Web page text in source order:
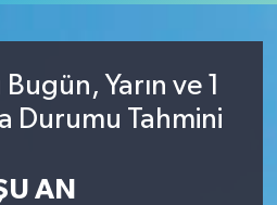
Yarın ve 1
Durumu Tahmini
AN